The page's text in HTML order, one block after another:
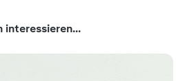
interessieren...